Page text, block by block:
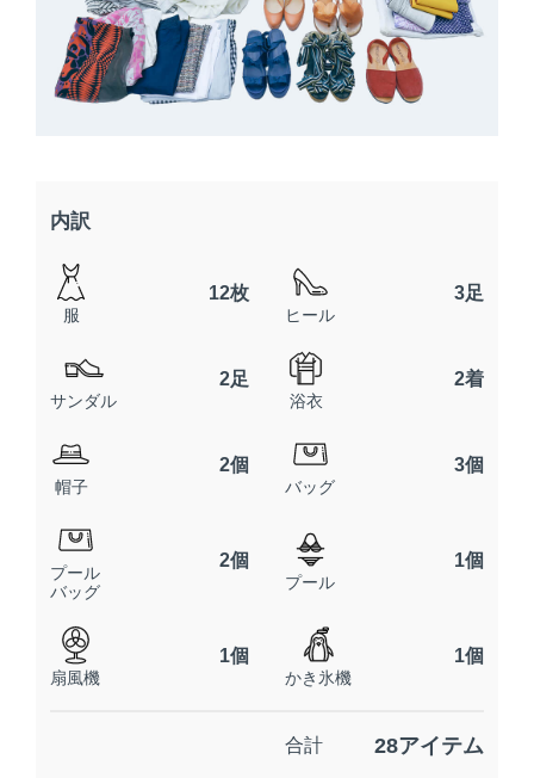
内訳
服
12枚
ヒール
3足
サンダル
2足
浴衣
2着
帽子
2個
バッグ
3個
プール
バッグ
2個
プール
1個
扇風機
1個
かき氷機
1個
合計 28アイテム